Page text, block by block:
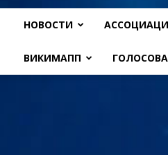
НОВОСТИ
ВИКИМАПП